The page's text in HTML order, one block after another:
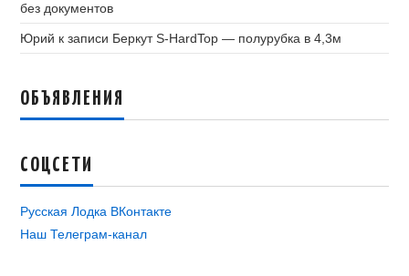
без документов
Юрий к записи Беркут S-HardTop — полурубка в 4,3м
ОБЪЯВЛЕНИЯ
СОЦСЕТИ
Русская Лодка ВКонтакте
Наш Телеграм-канал